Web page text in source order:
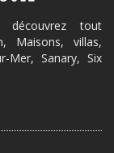
découvrez tout
villas,
Mer, Sanary, Six